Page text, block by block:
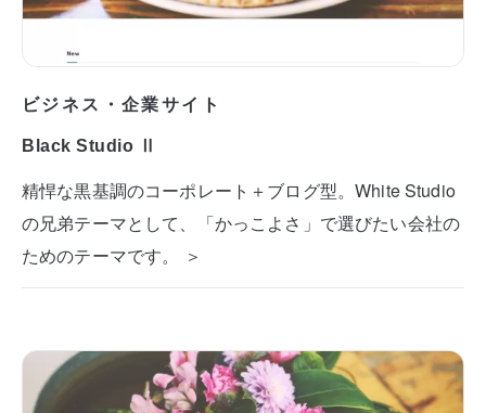
ビジネス・企業サイト
Black Studio Ⅱ
精悍な黒基調のコーポレート＋ブログ型。White Studio
の兄弟テーマとして、「かっこよさ」で選びたい会社の
ためのテーマです。 ＞